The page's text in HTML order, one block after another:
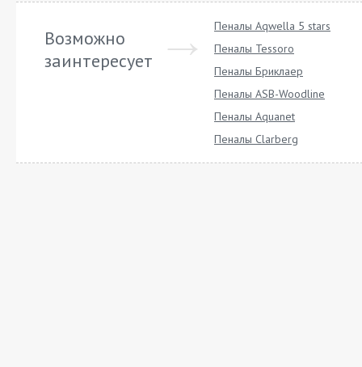
Возможно
заинтересует
Пеналы Aqwella 5 stars
Пеналы Tessoro
Пеналы Бриклаер
Пеналы ASB-Woodline
Пеналы Aquanet
Пеналы Clarberg